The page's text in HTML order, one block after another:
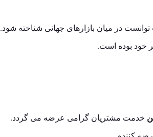
در میان بازارهای جهانی شناخته شود.
خود بوده است.
خدمت مشتریان گرامی عرضه می گردد.